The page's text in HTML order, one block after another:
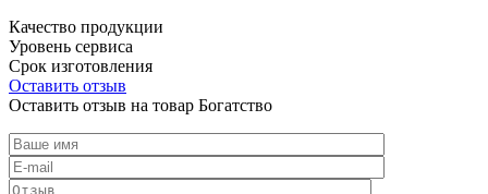
Качество продукции
Уровень сервиса
Срок изготовления
Оставить отзыв
Оставить отзыв на товар Богатство